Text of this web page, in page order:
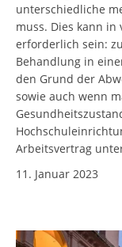
unterschiedliche
muss. Dies kann
erforderlich sein:
Behandlung in
den Grund der
sowie auch wenn
Arbeitsvertrag
11. Januar 2023